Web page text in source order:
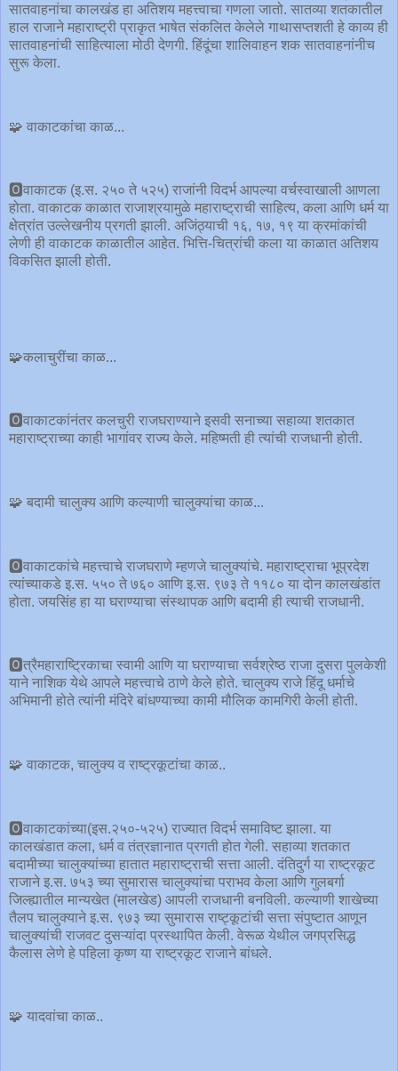
सातवाहनांचा कालखंड हा अतिशय महत्त्वाचा गणला जातो. सातव्या शतकातील
हाल राजाने महाराष्ट्री प्राकृत भाषेत संकलित केलेले गाथासप्तशती हे काव्य ही
सातवाहनांची साहित्याला मोठी देणगी. हिंदूंचा शालिवाहन शक सातवाहनांनीच
सुरू केला.
🧩 वाकाटकांचा काळ...
🅾️वाकाटक (इ.स. २५० ते ५२५) राजांनी विदर्भ आपल्या वर्चस्वाखाली आणला
होता. वाकाटक काळात राजाश्रयामुळे महाराष्ट्राची साहित्य, कला आणि धर्म या
क्षेत्रांत उल्लेखनीय प्रगती झाली. अजिंठ्याची १६, १७, १९ या क्रमांकांची
लेणी ही वाकाटक काळातील आहेत. भित्ति-चित्रांची कला या काळात अतिशय
विकसित झाली होती.
🧩कलाचुरींचा काळ...
🅾️वाकाटकांनंतर कलचुरी राजघराण्याने इसवी सनाच्या सहाव्या शतकात
महाराष्ट्राच्या काही भागांवर राज्य केले. महिष्मती ही त्यांची राजधानी होती.
🧩 बदामी चालुक्य आणि कल्याणी चालुक्यांचा काळ...
🅾️वाकाटकांचे महत्त्वाचे राजघराणे म्हणजे चालुक्यांचे. महाराष्ट्राचा भूप्रदेश
त्यांच्याकडे इ.स. ५५० ते ७६० आणि इ.स. ९७३ ते ११८० या दोन कालखंडांत
होता. जयसिंह हा या घराण्याचा संस्थापक आणि बदामी ही त्याची राजधानी.
🅾️त्रैमहाराष्ट्रिकाचा स्वामी आणि या घराण्याचा सर्वश्रेष्ठ राजा दुसरा पुलकेशी
याने नाशिक येथे आपले महत्त्वाचे ठाणे केले होते. चालुक्य राजे हिंदू धर्माचे
अभिमानी होते त्यांनी मंदिरे बांधण्याच्या कामी मौलिक कामगिरी केली होती.
🧩 वाकाटक, चालुक्य व राष्ट्रकूटांचा काळ..
🅾️वाकाटकांच्या(इस.२५०-५२५) राज्यात विदर्भ समाविष्ट झाला. या
कालखंडात कला, धर्म व तंत्रज्ञानात प्रगती होत गेली. सहाव्या शतकात
बदामीच्या चालुक्यांच्या हातात महाराष्ट्राची सत्ता आली. दंतिदुर्ग या राष्ट्रकूट
राजाने इ.स. ७५३ च्या सुमारास चालुक्यांचा पराभव केला आणि गुलबर्गा
जिल्ह्यातील मान्यखेत (मालखेड) आपली राजधानी बनविली. कल्याणी शाखेच्या
तैलप चालुक्याने इ.स. ९७३ च्या सुमारास राष्ट्कूटांची सत्ता संपुष्टात आणून
चालुक्यांची राजवट दुसऱ्यांदा प्रस्थापित केली. वेरूळ येथील जगप्रसिद्ध
कैलास लेणे हे पहिला कृष्ण या राष्ट्रकूट राजाने बांधले.
🧩 यादवांचा काळ..